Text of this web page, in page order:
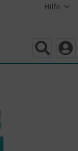
Hilfe